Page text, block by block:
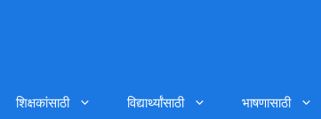
शिक्षकांसाठी विद्यार्थ्यांसाठी भाषणासाठी